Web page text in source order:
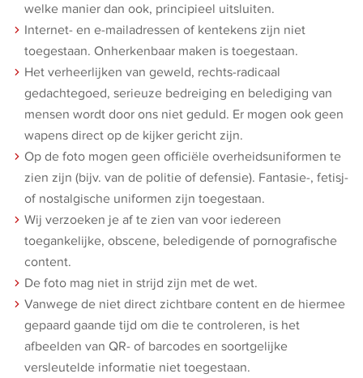
welke manier dan ook, principieel uitsluiten.
Internet- en e-mailadressen of kentekens zijn niet
toegestaan. Onherkenbaar maken is toegestaan.
Het verheerlijken van geweld, rechts-radicaal
gedachtegoed, serieuze bedreiging en belediging van
mensen wordt door ons niet geduld. Er mogen ook geen
wapens direct op de kijker gericht zijn.
Op de foto mogen geen officiële overheidsuniformen te
zien zijn (bijv. van de politie of defensie). Fantasie-, fetisj-
of nostalgische uniformen zijn toegestaan.
Wij verzoeken je af te zien van voor iedereen
toegankelijke, obscene, beledigende of pornografische
content.
De foto mag niet in strijd zijn met de wet.
Vanwege de niet direct zichtbare content en de hiermee
gepaard gaande tijd om die te controleren, is het
afbeelden van QR- of barcodes en soortgelijke
versleutelde informatie niet toegestaan.